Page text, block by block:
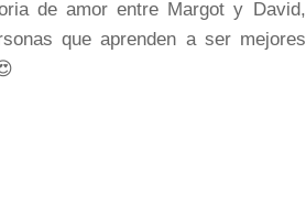
de amor entre Margot y David,
que aprenden a ser mejores